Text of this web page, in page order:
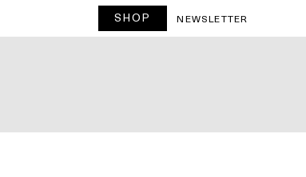
SHOP NEWSLETTER